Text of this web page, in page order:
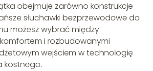
obejmuje zarówno konstrukcje
słuchawki bezprzewodowe do
możesz wybrać między
i rozbudowanymi
wejściem w technologię
kostnego.